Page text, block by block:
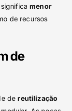
significamenor
de recursos
de
dereutilização